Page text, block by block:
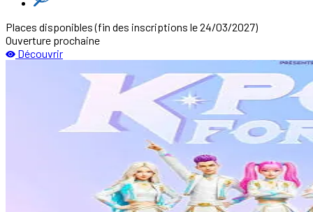
Places disponibles(fin des inscriptions le 24/03/2027)
Ouverture prochaine
Découvrir